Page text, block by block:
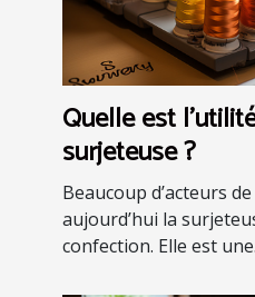
Quelle est
surjeteuse ?
Beaucoup d’acteurs
aujourd’hui la
confection. Elle est